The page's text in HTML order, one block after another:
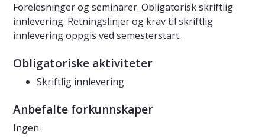
Forelesninger og seminarer. Obligatorisk skriftlig
innlevering. Retningslinjer og krav til skriftlig
innlevering oppgis ved semesterstart.
Obligatoriske aktiviteter
Skriftlig innlevering
Anbefalte forkunnskaper
Ingen.